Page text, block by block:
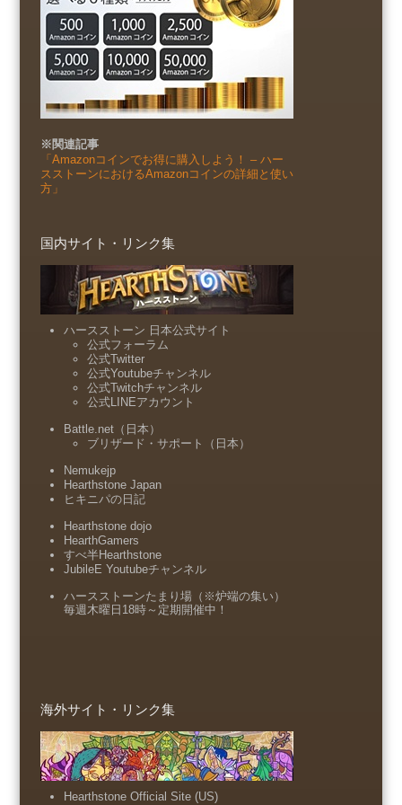
※関連記事
「Amazonコインでお得に購入しよう！ – ハー
スストーンにおけるAmazonコインの詳細と使い
方」
国内サイト・リンク集
ハースストーン 日本公式サイト
公式フォーラム
公式Twitter
公式Youtubeチャンネル
公式Twitchチャンネル
公式LINEアカウント
Battle.net（日本）
ブリザード・サポート（日本）
Nemukejp
Hearthstone Japan
ヒキニパの日記
Hearthstone dojo
HearthGamers
すべ半Hearthstone
JubileE Youtubeチャンネル
ハースストーンたまり場（※炉端の集い）
毎週木曜日18時～定期開催中！
海外サイト・リンク集
Hearthstone Official Site (US)